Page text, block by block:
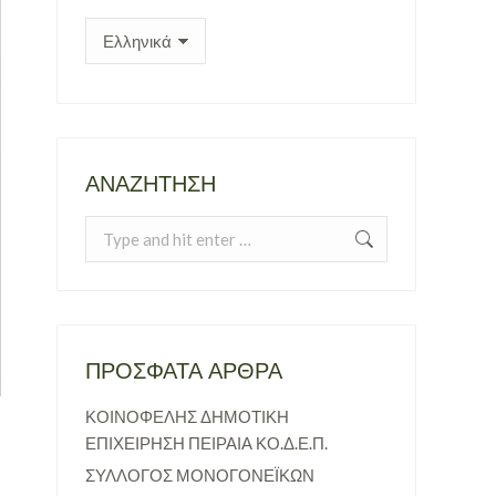
ΑΝΑΖΉΤΗΣΗ
ΠΡΌΣΦΑΤΑ ΆΡΘΡΑ
ΚΟΙΝΟΦΕΛΗΣ ΔΗΜΟΤΙΚΗ
ΕΠΙΧΕΙΡΗΣΗ ΠΕΙΡΑΙΑ ΚΟ.Δ.Ε.Π.
ΣΥΛΛΟΓΟΣ ΜΟΝΟΓΟΝΕΪΚΩΝ